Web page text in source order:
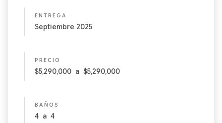
ENTREGA
Septiembre 2025
PRECIO
$5,290,000 a $5,290,000
BAÑOS
4 a 4